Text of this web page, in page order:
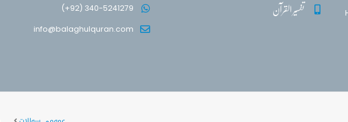
تفسیر القرآن
(+92) 340-5241279
info@balaghulquran.com